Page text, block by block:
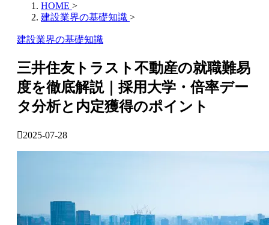
HOME >
建設業界の基礎知識 >
建設業界の基礎知識
三井住友トラスト不動産の就職難易
度を徹底解説｜採用大学・倍率デー
タ分析と内定獲得のポイント
2025-07-28